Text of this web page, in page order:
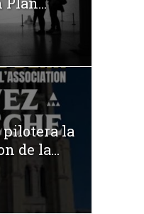
pilotera la
de la...